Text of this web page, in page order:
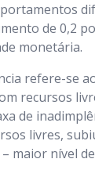
de 0,2
monetária.
refere-se
recursos
de
livres,
maior nível